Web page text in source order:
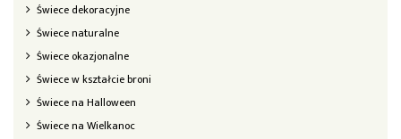
Świece dekoracyjne
Świece naturalne
Świece okazjonalne
Świece w kształcie broni
Świece na Halloween
Świece na Wielkanoc